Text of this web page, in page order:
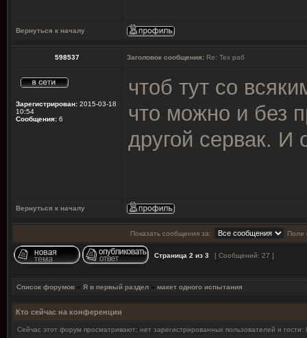
Вернуться к началу
598537 Заголовок сообщения: Re: Тех раб
Зарегистрирован: 2015-03-18
10:54
Сообщения: 6
чтоб тут со
что можно и без
другой сервак. И
Вернуться к началу
Показать сообщения за: Поле
Страница 2 из 3 [ Сообщений: 27 ]
Список форумов » Я в первый раздел » макет одного испытания
Кто сейчас на конференции
Сейчас этот форум просматривают: нет зарегистрированных пользователей и гости: